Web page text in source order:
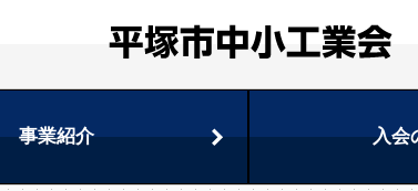
事業紹介 入会